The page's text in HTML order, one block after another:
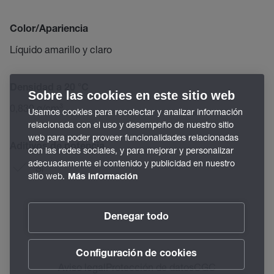
Color/Apariencia
Líquido amarillo y claro
Densidad a 20 °C
0,830 g/cm³
Aditivos de potencia
Sí
Aviso legalProtección de datosCGC
Sobre las cookies en este sitio web
Usamos cookies para recolectar y analizar información
relacionada con el uso y desempeño de nuestro sitio
web para poder proveer funcionalidades relacionadas
con las redes sociales, y para mejorar y personalizar
adecuadamente el contenido y publicidad en nuestro
sitio web. Más información
Denegar todo
Configuración de cookies